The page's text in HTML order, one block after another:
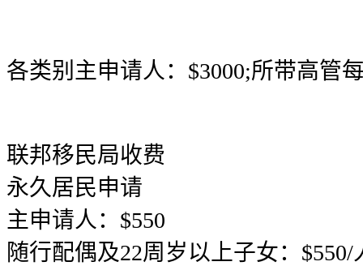
各类别主申请人：$3000;所带高管
联邦移民局收费
永久居民申请
主申请人：$550
随行配偶及22周岁以上子女：$550/